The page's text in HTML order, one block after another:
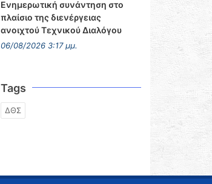
Ενημερωτική συνάντηση στο
πλαίσιο της διενέργειας
ανοιχτού Τεχνικού Διαλόγου
06/08/2026 3:17 μμ.
Tags
ΔΘΣ